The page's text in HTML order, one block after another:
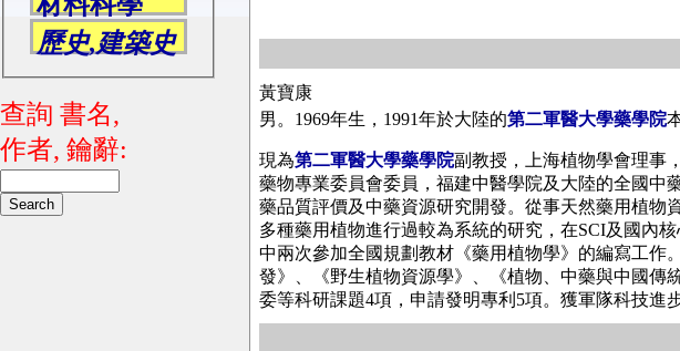
歷史,建築史
查詢 書名,
作者, 鑰辭:
黃寶康
男。1969年生，1991年於大陸的第二軍醫大學藥學院
現為第二軍醫大學藥學院副教授，上海植物學會理事
藥物專業委員會委員，福建中醫學院及大陸的全國中
藥品質評價及中藥資源研究開發。從事天然藥用植物
多種藥用植物進行過較為系統的研究，在SCI及國內
中兩次參加全國規劃教材《藥用植物學》的編寫工作
發》、《野生植物資源學》、《植物、中藥與中國傳
委等科研課題4項，申請發明專利5項。獲軍隊科技進步